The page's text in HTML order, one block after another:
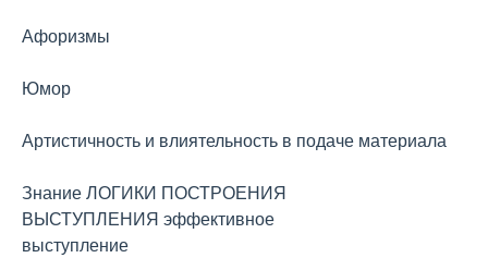
Афоризмы
Юмор
Артистичность и влиятельность в подаче материала
Знание ЛОГИКИ ПОСТРОЕНИЯ
ВЫСТУПЛЕНИЯ эффективное
выступление